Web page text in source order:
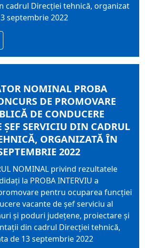
cadrul Direcţiei tehnică, organizat
septembrie 2022
NOMINAL PROBA
DE PROMOVARE
DE CONDUCERE
ŞEF SERVICIU DIN CADRUL
ORGANIZATĂ ÎN
2022
NOMINAL privind rezultatele
la PROBA INTERVIU a
pentru ocuparea funcţiei
vacante de şef serviciu al
şi poduri judeţene, proiectare şi
din cadrul Direcţiei tehnică,
de 13 septembrie 2022